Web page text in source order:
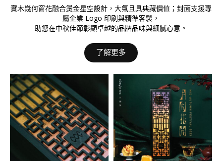
實木幾何窗花融合燙金星空設計，大氣且具典藏價值；封面支援專
屬企業 Logo 印刷與精準客製，
助您在中秋佳節彰顯卓越的品牌品味與細膩心意。
了解更多